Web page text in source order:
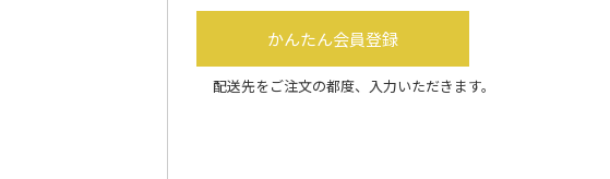
かんたん会員登録
配送先をご注文の都度、入力いただきます。